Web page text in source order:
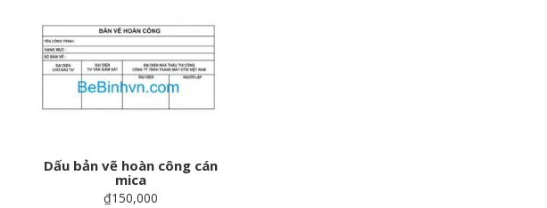
Dấu bản vẽ hoàn công cán
mica
₫150,000